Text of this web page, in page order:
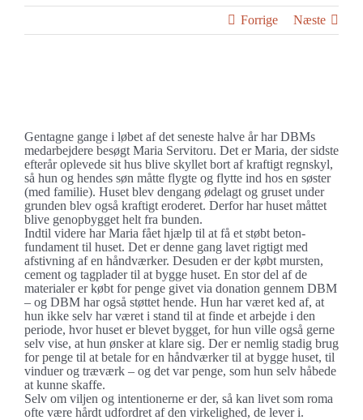
Forrige Næste
Gentagne gange i løbet af det seneste halve år har DBMs
medarbejdere besøgt Maria Servitoru. Det er Maria, der sidste
efterår oplevede sit hus blive skyllet bort af kraftigt regnskyl,
så hun og hendes søn måtte flygte og flytte ind hos en søster
(med familie). Huset blev dengang ødelagt og gruset under
grunden blev også kraftigt eroderet. Derfor har huset måttet
blive genopbygget helt fra bunden.
Indtil videre har Maria fået hjælp til at få et støbt beton-
fundament til huset. Det er denne gang lavet rigtigt med
afstivning af en håndværker. Desuden er der købt mursten,
cement og tagplader til at bygge huset. En stor del af de
materialer er købt for penge givet via donation gennem DBM
– og DBM har også støttet hende. Hun har været ked af, at
hun ikke selv har været i stand til at finde et arbejde i den
periode, hvor huset er blevet bygget, for hun ville også gerne
selv vise, at hun ønsker at klare sig. Der er nemlig stadig brug
for penge til at betale for en håndværker til at bygge huset, til
vinduer og træværk – og det var penge, som hun selv håbede
at kunne skaffe.
Selv om viljen og intentionerne er der, så kan livet som roma
ofte være hårdt udfordret af den virkelighed, de lever i.